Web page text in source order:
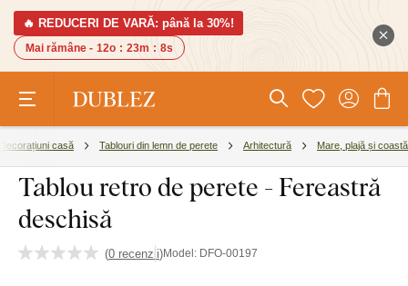
🔥 REDUCERI DE VARĂ: până la 30%!
Mai rămâne - 12o : 23m : 7s
Decorațiuni casă Tablouri din lemn de perete Arhitectură Mare, plajă și coastă
Tablou retro de perete - Fereastră
deschisă
(0 recenzii)Model: DFO-00197